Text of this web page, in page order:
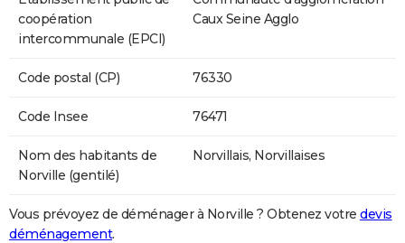
coopération
intercommunale (EPCI)
Caux Seine Agglo
Code postal (CP) 76330
Code Insee 76471
Nom des habitants de
Norville (gentilé)
Norvillais, Norvillaises
Vous prévoyez de déménager à Norville ? Obtenez votre devis
déménagement.